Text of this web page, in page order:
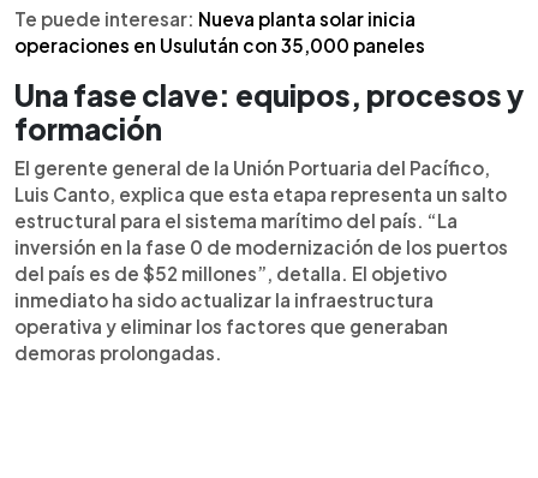
actividad. La fase 0 sienta las bases para nuevas
expansiones, incluida la construcción de un muelle
de 510 metros en Acajutla, que triplicará su
capacidad para 2028 y fortalecerá la
competitividad regional.
Te puede interesar: Nueva planta solar inicia
operaciones en Usulután con 35,000 paneles
Una fase clave: equipos, procesos y
formación
El gerente general de la Unión Portuaria del Pacífico,
Luis Canto, explica que esta etapa representa un salto
estructural para el sistema marítimo del país. “La
inversión en la fase 0 de modernización de los puertos
del país es de $52 millones”, detalla. El objetivo
inmediato ha sido actualizar la infraestructura
operativa y eliminar los factores que generaban
demoras prolongadas.